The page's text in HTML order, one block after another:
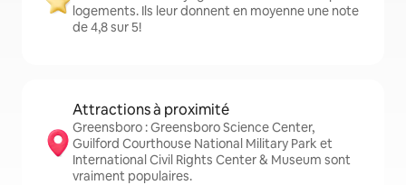
logements. Ils leur donnent en moyenne une note
de 4,8 sur 5!
Attractions à proximité
Greensboro : Greensboro Science Center,
Guilford Courthouse National Military Park et
International Civil Rights Center & Museum sont
vraiment populaires.